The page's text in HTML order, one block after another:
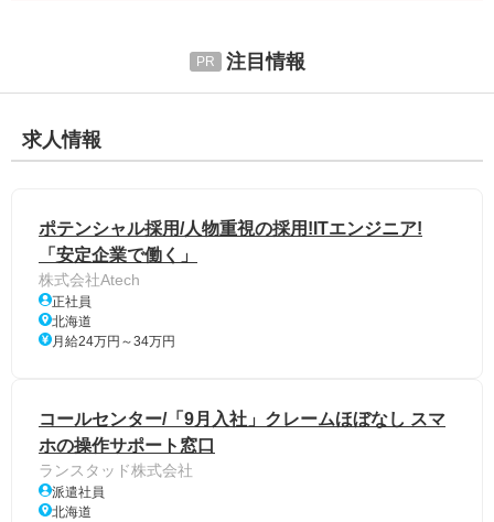
注目情報
求人情報
ポテンシャル採用/人物重視の採用!ITエンジニア!
「安定企業で働く」
株式会社Atech
正社員
北海道
月給24万円～34万円
コールセンター/「9月入社」クレームほぼなし スマ
ホの操作サポート窓口
ランスタッド株式会社
派遣社員
北海道